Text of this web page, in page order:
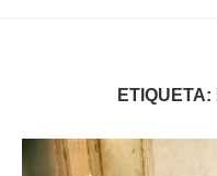
ETIQUETA: